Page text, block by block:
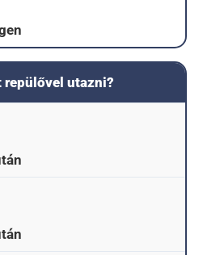
repülővel utazni?